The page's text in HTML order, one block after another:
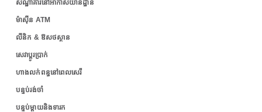
សណ្ឋាគារនៅអាកាសយានដ្ឋាន
ម៉ាស៊ីន ATM
លីនិក & ឱសថស្ថាន
សេវាប្តូរប្រាក់
ហាងលក់ពន្ធនៅពេលសេរី
បន្ទប់រង់ចាំ
បន្ទប់ម្តាយនិងទារក